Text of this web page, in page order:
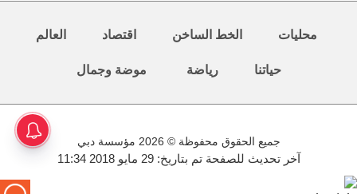
محليات الخط الساخن اقتصاد العالم
حياتنا رياضة موضة وجمال
جميع الحقوق محفوظة © 2026 مؤسسة دبي
آخر تحديث للصفحة تم بتاريخ: 29 مايو 2018 11:34